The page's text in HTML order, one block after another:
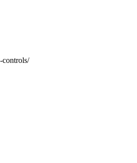
controls/